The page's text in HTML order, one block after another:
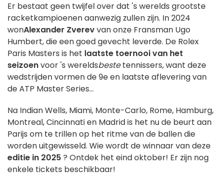
Er bestaat geen twijfel over dat 's werelds grootste
racketkampioenen aanwezig zullen zijn. In 2024
wonAlexander Zverevvan onze Fransman Ugo
Humbert, die een goed gevecht leverde. De Rolex
Paris Masters is het laatste toernooi van het
seizoenvoor 's wereldsbestetennissers, want deze
wedstrijden vormen de 9e en laatste aflevering van
de ATP Master Series...
Na Indian Wells, Miami, Monte-Carlo, Rome, Hamburg,
Montreal, Cincinnati en Madrid is het nu de beurt aan
Parijs om te trillen op het ritme van de ballen die
worden uitgewisseld. Wie wordt de winnaar van deze
editie in 2025 ? Ontdek het eind oktober! Er zijn nog
enkele tickets beschikbaar!